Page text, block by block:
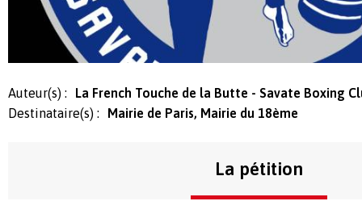
Auteur(s) :
La French Touche de la Butte - Savate Boxing
Destinataire(s) :
Mairie de Paris, Mairie du 18ème
La pétition